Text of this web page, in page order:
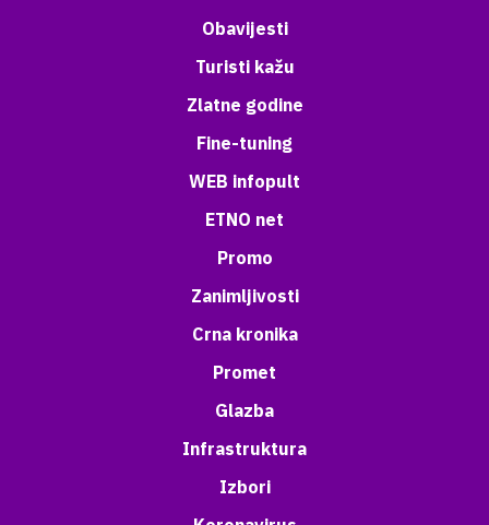
Obavijesti
Turisti kažu
Zlatne godine
Fine-tuning
WEB infopult
ETNO net
Promo
Zanimljivosti
Crna kronika
Promet
Glazba
Infrastruktura
Izbori